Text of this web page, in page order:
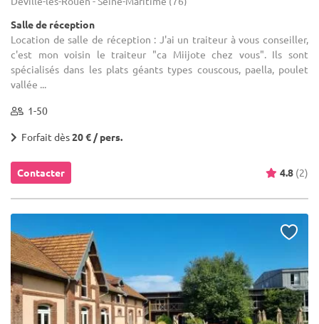
Salle de réception
Location de salle de réception : J'ai un traiteur à vous conseiller,
c'est mon voisin le traiteur "ca Miijote chez vous". Ils sont
spécialisés dans les plats géants types couscous, paella, poulet
vallée ...
1-50
Forfait dès20 € / pers.
Contacter 4.8 (2)